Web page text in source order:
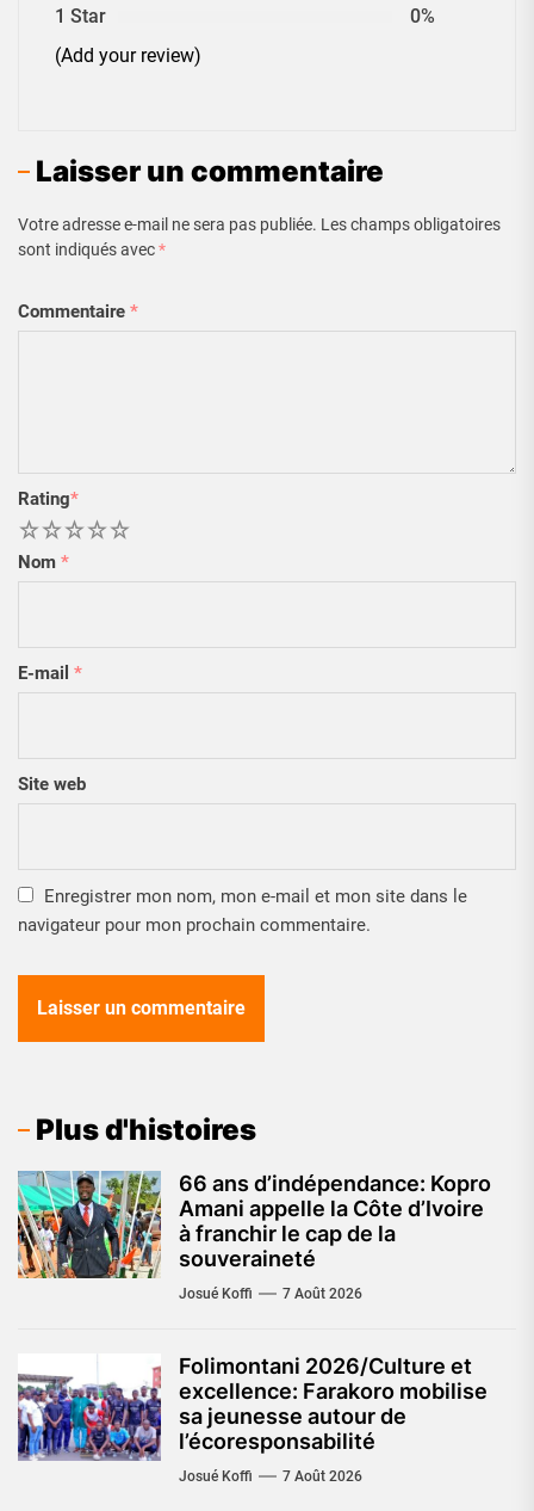
1 Star
0%
(Add your review)
Laisser un commentaire
Votre adresse e-mail ne sera pas publiée. Les champs obligatoires
sont indiqués avec*
Commentaire *
Rating*
5
4
3
2
Nom *
E-mail *
Site web
Enregistrer mon nom, mon e-mail et mon site dans le
navigateur pour mon prochain commentaire.
Plus d'histoires
66 ans d’indépendance: Kopro
Amani appelle la Côte d’Ivoire
à franchir le cap de la
souveraineté
Josué Koffi 7 Août 2026
Folimontani 2026/Culture et
excellence: Farakoro mobilise
sa jeunesse autour de
l’écoresponsabilité
Josué Koffi 7 Août 2026